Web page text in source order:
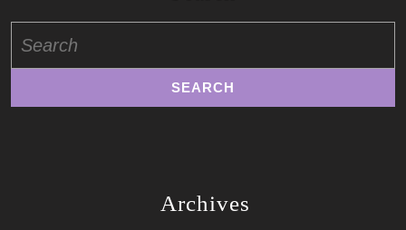
for:
Archives